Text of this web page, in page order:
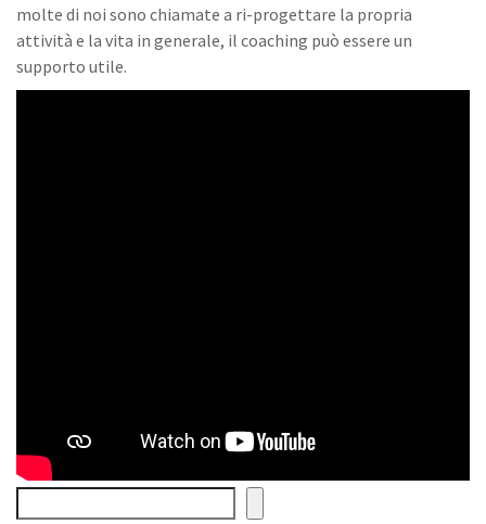
molte di noi sono chiamate a ri-progettare la propria
attività e la vita in generale, il coaching può essere un
supporto utile.